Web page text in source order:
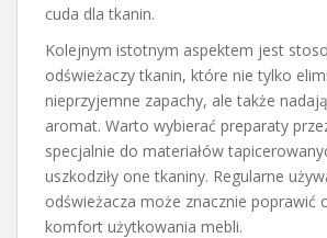
cuda dla tkanin.
Kolejnym istotnym aspektem jest
odświeżaczy tkanin, które nie tylko
nieprzyjemne zapachy, ale także
aromat. Warto wybierać preparaty
specjalnie do materiałów
uszkodziły one tkaniny. Regularne
odświeżacza może znacznie poprawić
komfort użytkowania mebli.